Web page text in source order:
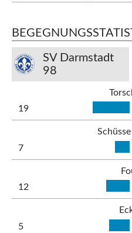
SV Darmstadt
98
19
7
12
5